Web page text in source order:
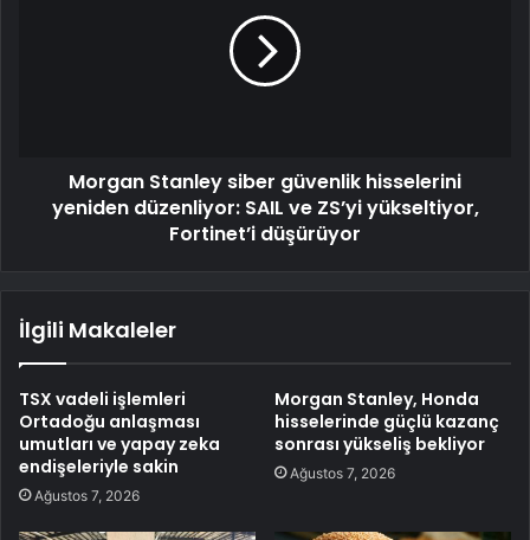
Morgan Stanley siber güvenlik hisselerini
yeniden düzenliyor: SAIL ve ZS’yi yükseltiyor,
Fortinet’i düşürüyor
İlgili Makaleler
TSX vadeli işlemleri
Ortadoğu anlaşması
umutları ve yapay zeka
endişeleriyle sakin
Ağustos 7, 2026
Morgan Stanley, Honda
hisselerinde güçlü kazanç
sonrası yükseliş bekliyor
Ağustos 7, 2026